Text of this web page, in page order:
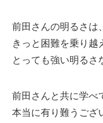
前田さんの明るさは、
きっと困難を乗り越
とっても強い明るさ
前田さんと共に学べ
本当に有り難うござ